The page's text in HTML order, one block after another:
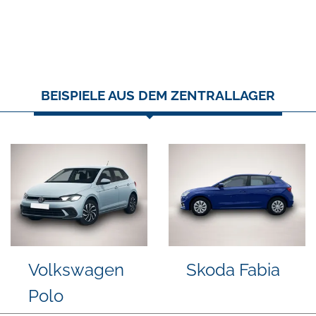
BEISPIELE AUS DEM ZENTRALLAGER
Volkswagen